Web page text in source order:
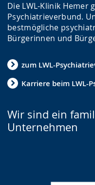
Die LWL-Klinik Hemer
Psychiatrieverbund.
bestmögliche
Bürgerinnen und
zum LWL-
Karriere beim LWL-
Wir sind ein
Unternehmen